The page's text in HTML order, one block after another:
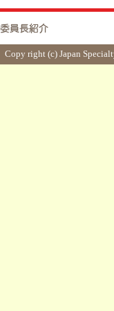
Copy right (c) Japan